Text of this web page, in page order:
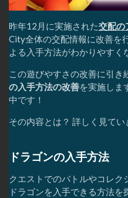
昨年12月に実施された交配の
City全体の交配情報に改善を
よる入手方法がわかりやすく
この遊びやすさの改善に引き
の入手方法の改善を実施しま
中です！
その内容とは？ 詳しく見て
ドラゴンの入手方法
クエストでのバトルやコレク
ドラゴンを入手できる方法